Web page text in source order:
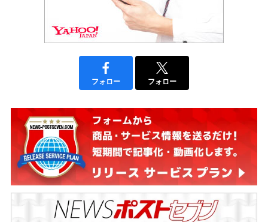
フォロー フォロー